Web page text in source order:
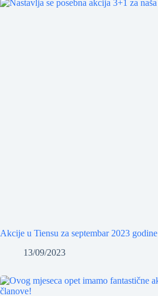
Akcije u Tiensu za septembar 2023 godine
13/09/2023